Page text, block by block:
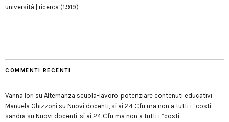
università | ricerca (1.919)
COMMENTI RECENTI
Vanna Iori su Alternanza scuola-lavoro, potenziare contenuti educativi
Manuela Ghizzoni su Nuovi docenti, sì ai 24 Cfu ma non a tutti i “costi”
sandra su Nuovi docenti, sì ai 24 Cfu ma non a tutti i “costi”